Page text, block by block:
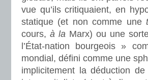
vue qu’ils critiquaient, en
statique (et non comme une
cours, à la Marx) ou une
l’État-nation bourgeois »
mondial, défini comme une
implicitement la déduction